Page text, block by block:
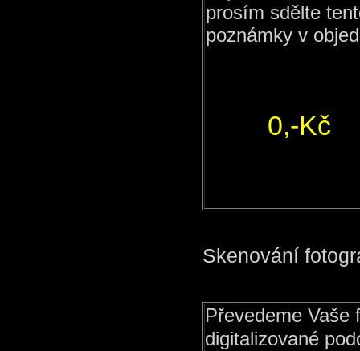
prosím sdělte
poznámky v
0,-Kč
Skenování
Převedeme Vaše
digitalizované